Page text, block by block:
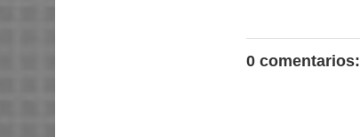
0 comentarios: